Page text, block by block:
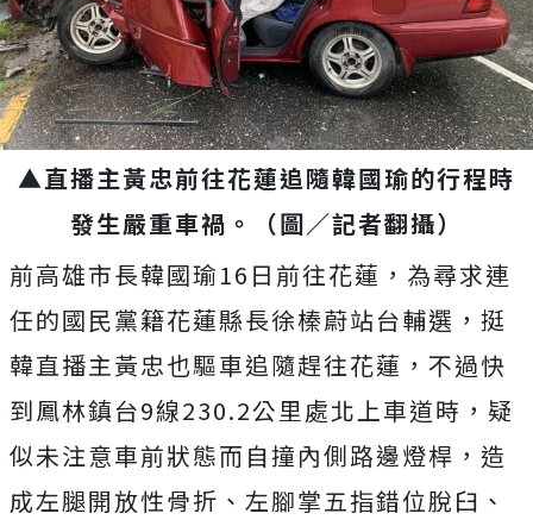
▲直播主黃忠前往花蓮追隨韓國瑜的行程時
發生嚴重車禍。（圖／記者翻攝）
前高雄市長韓國瑜16日前往花蓮，為尋求連
任的國民黨籍花蓮縣長徐榛蔚站台輔選，挺
韓直播主黃忠也驅車追隨趕往花蓮，不過快
到鳳林鎮台9線230.2公里處北上車道時，疑
似未注意車前狀態而自撞內側路邊燈桿，造
成左腿開放性骨折、左腳掌五指錯位脫臼、